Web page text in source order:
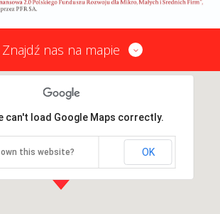
Znajdź nas na mapie
can't load Google Maps correctly.
own this website? OK